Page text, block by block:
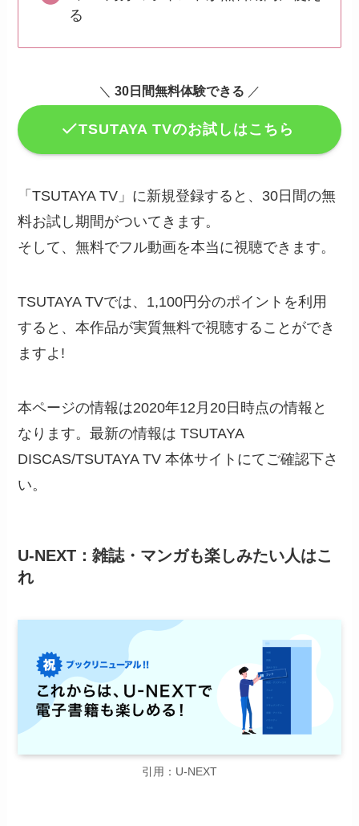
る
＼ 30日間無料体験できる ／
TSUTAYA TVのお試しはこちら
「TSUTAYA TV」に新規登録すると、30日間の無
料お試し期間がついてきます。
そして、無料でフル動画を本当に視聴できます。
TSUTAYA TVでは、1,100円分のポイントを利用
すると、本作品が実質無料で視聴することができ
ますよ!
本ページの情報は2020年12月20日時点の情報と
なります。最新の情報は TSUTAYA
DISCAS/TSUTAYA TV 本体サイトにてご確認下さ
い。
U-NEXT：雑誌・マンガも楽しみたい人はこ
れ
引用：U-NEXT